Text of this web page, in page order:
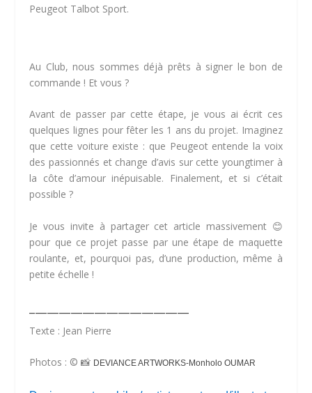
Peugeot Talbot Sport.
Au Club, nous sommes déjà prêts à signer le bon de
commande ! Et vous ?
Avant de passer par cette étape, je vous ai écrit ces
quelques lignes pour fêter les 1 ans du projet. Imaginez
que cette voiture existe : que Peugeot entende la voix
des passionnés et change d’avis sur cette youngtimer à
la côte d’amour inépuisable. Finalement, et si c’était
possible ?
Je vous invite à partager cet article massivement 😊
pour que ce projet passe par une étape de maquette
roulante, et, pourquoi pas, d’une production, même à
petite échelle !
Texte : Jean Pierre
Photos : © 📸 DEVIANCE ARTWORKS-Monholo OUMAR